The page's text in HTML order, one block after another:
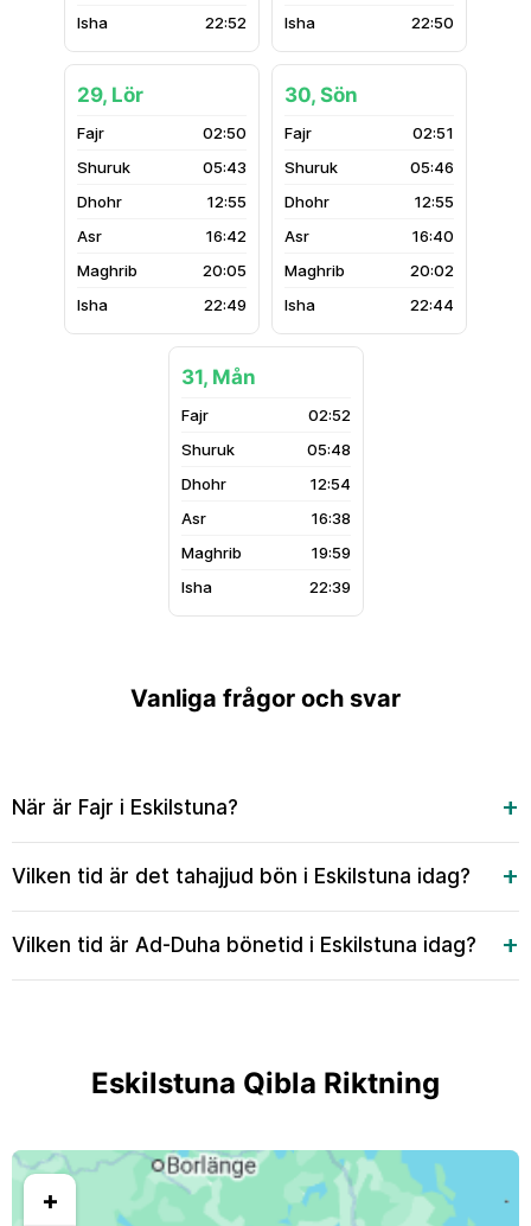
22:52
22:50
29, Lör
02:50
05:43
12:55
16:42
20:05
22:49
30, Sön
02:51
05:46
12:55
16:40
20:02
22:44
31, Mån
02:52
05:48
12:54
16:38
19:59
22:39
Vanliga frågor och svar
När är Fajr i Eskilstuna?
Vilken tid är det tahajjud bön i Eskilstuna idag?
Vilken tid är Ad-Duha bönetid i Eskilstuna idag?
Eskilstuna Qibla Riktning
+